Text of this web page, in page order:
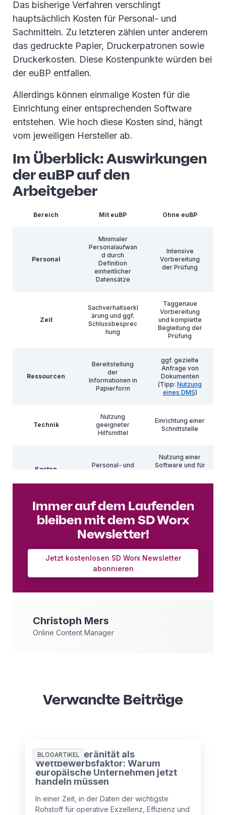
Das bisherige Verfahren verschlingt
hauptsächlich Kosten für Personal- und
Sachmitteln. Zu letzteren zählen unter anderem
das gedruckte Papier, Druckerpatronen sowie
Druckerkosten. Diese Kostenpunkte würden bei
der euBP entfallen.
Allerdings können einmalige Kosten für die
Einrichtung einer entsprechenden Software
entstehen. Wie hoch diese Kosten sind, hängt
vom jeweiligen Hersteller ab.
Im Überblick: Auswirkungen
der euBP auf den
Arbeitgeber
Bereich Mit euBP Ohne euBP
Personal
Minimaler
Personalaufwan
d durch
Definition
einheitlicher
Datensätze
Intensive
Vorbereitung
der Prüfung
Zeit
Sachverhaltserkl
ärung und ggf.
Schlussbesprec
hung
Taggenaue
Vorbereitung
und komplette
Begleitung der
Prüfung
Ressourcen
Bereitstellung
der
Informationen in
Papierform
ggf. gezielte
Anfrage von
Dokumenten
(Tipp: Nutzung
eines DMS)
Technik
Nutzung
geeigneter
Hilfsmittel
Einrichtung einer
Schnittstelle
Kosten
Personal- und
Nutzung einer
Software und für
Immer auf dem Laufenden
bleiben mit dem SD Worx
Newsletter!
Jetzt kostenlosen SD Worx Newsletter
abonnieren
Christoph Mers
Online Content Manager
Verwandte Beiträge
BLOGARTIKEL
Datensouveränität als
Wettbewerbsfaktor: Warum
europäische Unternehmen jetzt
handeln müssen
In einer Zeit, in der Daten der wichtigste
Rohstoff für operative Exzellenz, Effizienz und